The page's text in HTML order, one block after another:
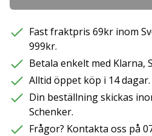
Fast fraktpris 69kr inom
999kr.
Betala enkelt med Klarna,
Alltid öppet köp i 14 dagar.
Din beställning skickas
Schenker.
Frågor? Kontakta oss på